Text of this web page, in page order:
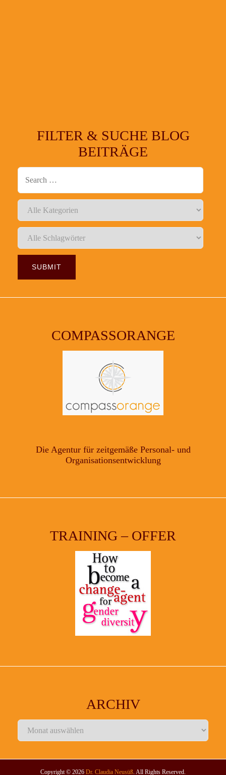
FILTER & SUCHE BLOG
BEITRÄGE
COMPASSORANGE
Die Agentur für zeitgemäße Personal- und
Organisationsentwicklung
TRAINING – OFFER
ARCHIV
Archiv
Copyright © 2026 Dr. Claudia Neusüß. All Rights Reserved.